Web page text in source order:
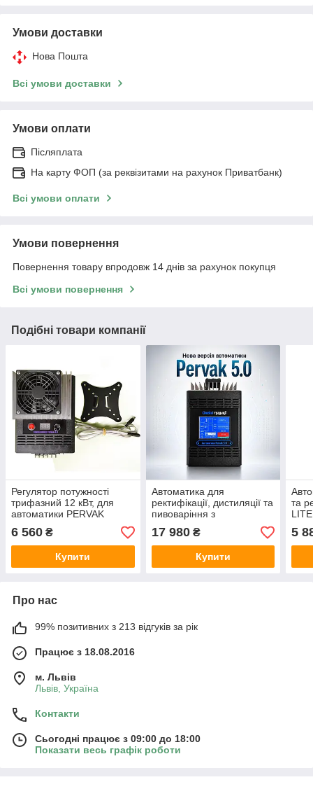
Умови доставки
Нова Пошта
Всі умови доставки
Умови оплати
Післяплата
На карту ФОП (за реквізитами на рахунок Приватбанк)
Всі умови оплати
Умови повернення
Повернення товару впродовж 14 днів за рахунок покупця
Всі умови повернення
Подібні товари компанії
Регулятор потужності
трифазний 12 кВт, для
автоматики PERVAK
6 560 ₴
Купити
Автоматика для
ректифікації, дистиляції та
пивоваріння з
барометром Pervak 5,0
Wi-Fi
17 980₴
Купити
та
5
Про нас
99% позитивних з 213 відгуків за рік
Працює з 18.08.2016
м. Львів
Львів, Україна
Контакти
Сьогодні працює з 09:00 до 18:00
Показати весь графік роботи